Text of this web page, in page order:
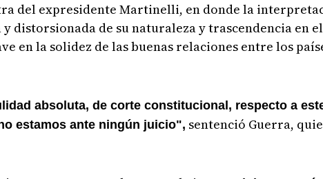
del expresidente Martinelli, en donde la
distorsionada de su naturaleza y trascendencia en
en la solidez de las buenas relaciones entre los
absoluta, de corte constitucional, respecto a
estamos ante ningún juicio", sentenció Guerra,